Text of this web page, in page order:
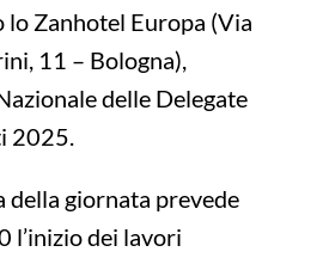
lo Zanhotel Europa (Via
11 – Bologna),
delle Delegate
2025.
della giornata prevede
l’inizio dei lavori